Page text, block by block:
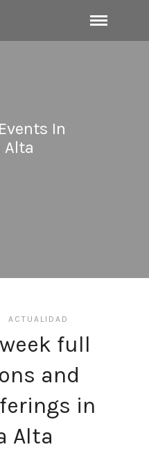
In
Alta
ACTUALIDAD
full
and
in
Alta